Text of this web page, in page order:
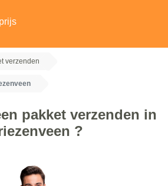
verzenden
pakket verzenden in
?